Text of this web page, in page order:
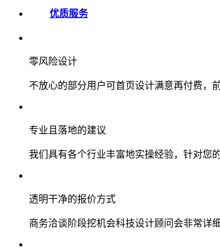
优质服务
零风险设计
不放心的部分用户可首页设计满意再付费，
专业且落地的建议
我们具有各个行业丰富地实操经验，针对您
透明干净的报价方式
商务洽谈阶段挖机会科技设计顾问会非常详